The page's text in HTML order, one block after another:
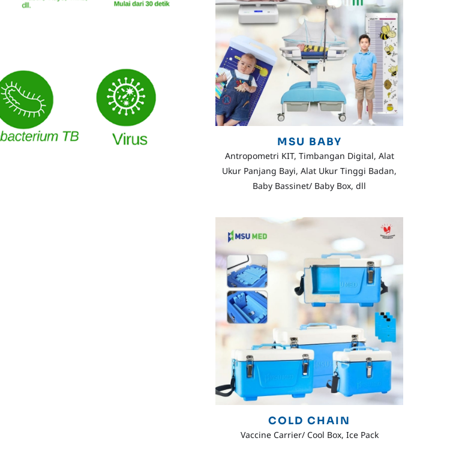
MSU BABY
Antropometri KIT, Timbangan Digital, Alat
Ukur Panjang Bayi, Alat Ukur Tinggi Badan,
Baby Bassinet/ Baby Box, dll
COLD CHAIN
Vaccine Carrier/ Cool Box, Ice Pack